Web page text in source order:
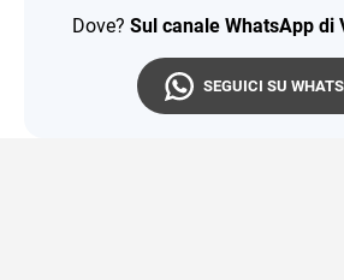
Dove? Sul canale WhatsApp di
SEGUICI SU